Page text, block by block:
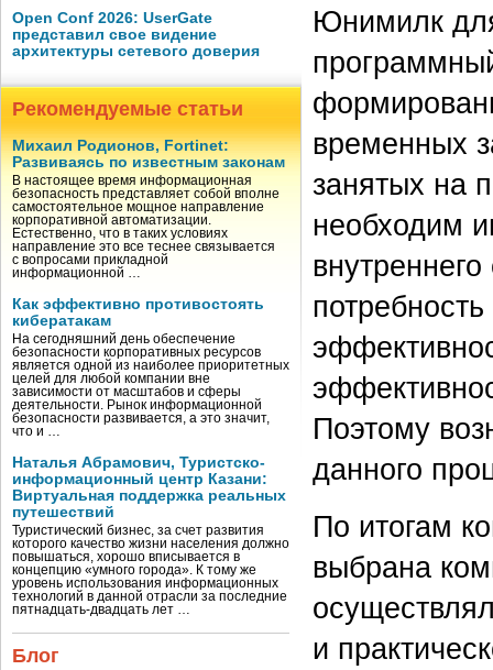
Open Conf 2026: UserGate
представил свое видение
архитектуры сетевого доверия
Рекомендуемые статьи
Михаил Родионов, Fortinet:
Развиваясь по известным законам
В настоящее время информационная
безопасность представляет собой вполне
самостоятельное мощное направление
корпоративной автоматизации.
Естественно, что в таких условиях
направление это все теснее связывается
с вопросами прикладной
информационной …
Как эффективно противостоять
кибератакам
На сегодняшний день обеспечение
безопасности корпоративных ресурсов
является одной из наиболее приоритетных
целей для любой компании вне
зависимости от масштабов и сферы
деятельности. Рынок информационной
безопасности развивается, а это значит,
что и …
Наталья Абрамович, Туристско-
информационный центр Казани:
Виртуальная поддержка реальных
путешествий
Туристический бизнес, за счет развития
которого качество жизни населения должно
повышаться, хорошо вписывается в
концепцию «умного города». К тому же
уровень использования информационных
технологий в данной отрасли за последние
пятнадцать-двадцать лет …
Блог
Юнимилк
временных
занятых на
необходим
Поэтому
данного
По итогам
выбрана
и